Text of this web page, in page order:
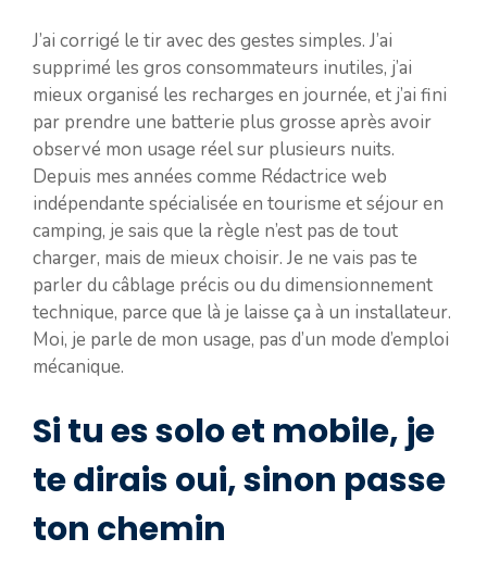
J’ai corrigé le tir avec des gestes simples. J’ai
supprimé les gros consommateurs inutiles, j’ai
mieux organisé les recharges en journée, et j’ai fini
par prendre une batterie plus grosse après avoir
observé mon usage réel sur plusieurs nuits.
Depuis mes années comme Rédactrice web
indépendante spécialisée en tourisme et séjour en
camping, je sais que la règle n’est pas de tout
charger, mais de mieux choisir. Je ne vais pas te
parler du câblage précis ou du dimensionnement
technique, parce que là je laisse ça à un installateur.
Moi, je parle de mon usage, pas d’un mode d’emploi
mécanique.
Si tu es solo et mobile, je
te dirais oui, sinon passe
ton chemin